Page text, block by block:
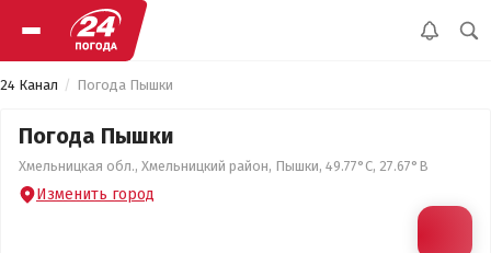
24 Канал Погода Пышки
Погода Пышки
Хмельницкая обл., Хмельницкий район, Пышки, 49.77°С, 27.67°В
Изменить город